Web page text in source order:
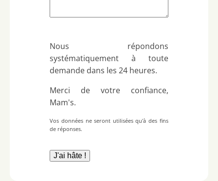
Nous répondons
systématiquement à toute
demande dans les 24 heures.
Merci de votre confiance,
Mam's.
Vos données ne seront utilisées qu'à des fins
de réponses.